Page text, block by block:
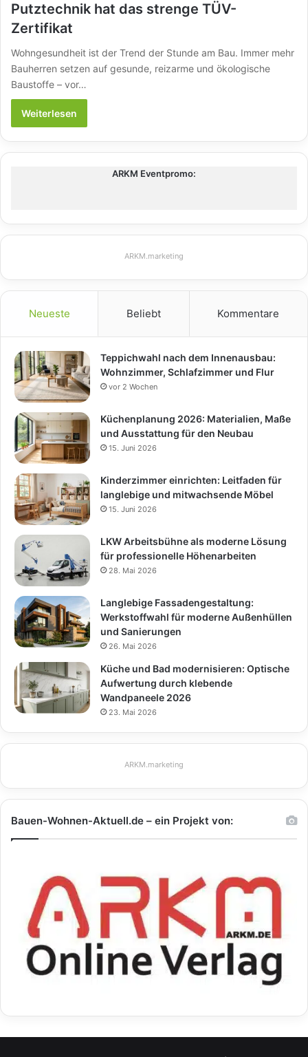
Putztechnik hat das strenge TÜV-
Zertifikat
Wohngesundheit ist der Trend der Stunde am Bau. Immer mehr
Bauherren setzen auf gesunde, reizarme und ökologische
Baustoffe – vor…
Weiterlesen
ARKM Eventpromo:
ARKM.marketing
Neueste Beliebt Kommentare
Teppichwahl nach dem Innenausbau:
Wohnzimmer, Schlafzimmer und Flur
vor 2 Wochen
Küchenplanung 2026: Materialien, Maße
und Ausstattung für den Neubau
15. Juni 2026
Kinderzimmer einrichten: Leitfaden für
langlebige und mitwachsende Möbel
15. Juni 2026
LKW Arbeitsbühne als moderne Lösung
für professionelle Höhenarbeiten
28. Mai 2026
Langlebige Fassadengestaltung:
Werkstoffwahl für moderne Außenhüllen
und Sanierungen
26. Mai 2026
Küche und Bad modernisieren: Optische
Aufwertung durch klebende
Wandpaneele 2026
23. Mai 2026
ARKM.marketing
Bauen-Wohnen-Aktuell.de – ein Projekt von: